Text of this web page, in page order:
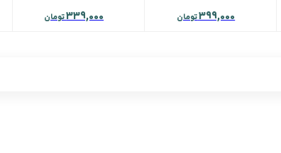
399,000تومان 339,000تومان